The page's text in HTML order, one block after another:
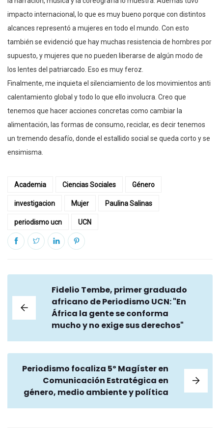
impacto internacional, lo que es muy bueno porque con distintos
alcances representó a mujeres en todo el mundo. Con esto
también se evidenció que hay muchas resistencia de hombres por
supuesto, y mujeres que no pueden liberarse de algún modo de
los lentes del patriarcado. Eso es muy feroz.
Finalmente, me inquieta el silenciamiento de los movimientos anti
calentamiento global y todo lo que ello involucra. Creo que
tenemos que hacer acciones concretas como cambiar la
alimentación, las formas de consumo, reciclar, es decir tenemos
un tremendo desafío, donde el estallido social se queda corto y se
ensimisma.
Academia Ciencias Sociales Género
investigacion Mujer Paulina Salinas
periodismo ucn UCN
Fidelio Tembe, primer graduado
africano de Periodismo UCN: "En
África la gente se conforma
mucho y no exige sus derechos"
Periodismo focaliza 5º Magíster en
Comunicación Estratégica en
género, medio ambiente y política